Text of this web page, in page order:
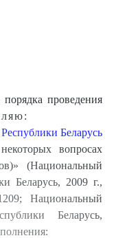
проведения
Беларусь
вопросах
(Национальный
Беларусь, 2009 г.,
Национальный
Беларусь,